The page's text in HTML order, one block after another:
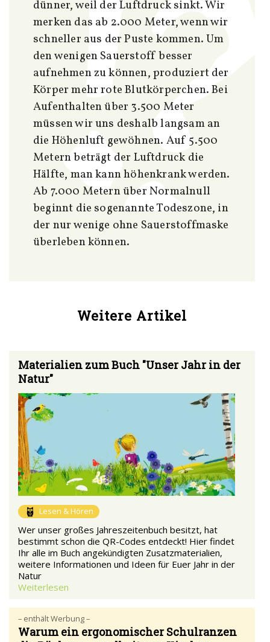
dünner, weil der Luftdruck sinkt. Wir
merken das ab 2.000 Meter, wenn wir
schneller aus der Puste kommen. Um
den wenigen Sauerstoff besser
aufnehmen zu können, produziert der
Körper mehr rote Blutkörperchen. Bei
Aufenthalten über 3.500 Meter
müssen wir uns deshalb langsam an
die Höhenluft gewöhnen. Auf 5.500
Metern beträgt der Luftdruck die
Hälfte, man kann höhenkrank werden.
Ab 7.000 Metern über Normalnull
beginnt die sogenannte Todeszone, in
der nur wenige ohne Sauerstoffmaske
überleben können.
Weitere Artikel
Materialien zum Buch "Unser Jahr in der
Natur"
Lesen & Hören
Wer unser großes Jahreszeitenbuch besitzt, hat
bestimmt schon die QR-Codes entdeckt! Hier findet
Ihr alle im Buch angekündigten Zusatzmaterialien,
weitere Informationen und Ideen für Euer Jahr in der
Natur
Weiterlesen
– enthält Werbung –
Warum ein ergonomischer Schulranzen